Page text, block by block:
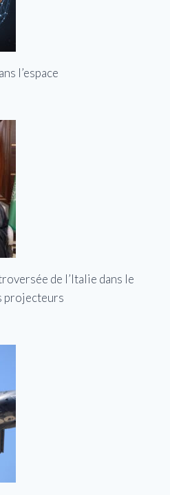
l’espace
de l’Italie dans le
projecteurs